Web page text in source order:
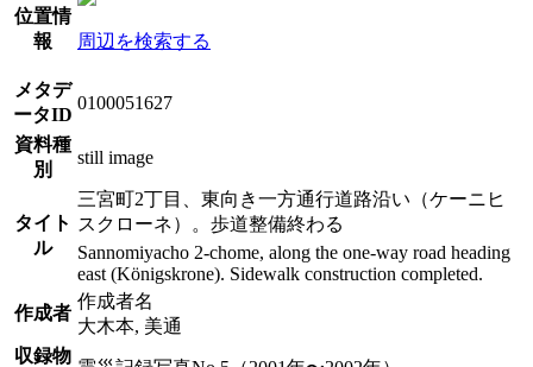
位置情
報
周辺を検索する
メタデ
ータID
0100051627
資料種
別
still image
タイト
ル
三宮町2丁目、東向き一方通行道路沿い（ケーニヒ
スクローネ）。歩道整備終わる
Sannomiyacho 2-chome, along the one-way road heading
east (Königskrone). Sidewalk construction completed.
作成者
作成者名
大木本, 美通
収録物